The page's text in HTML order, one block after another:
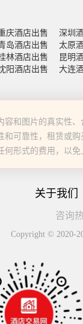
庆酒店出售
深圳
岛酒店出售
太原
林酒店出售
昆明
阳酒店出售 大连
容和图片的真实性
和可靠性，租赁或
何形式的费用，以免
关于我们
咨询
Copyright © 2020-